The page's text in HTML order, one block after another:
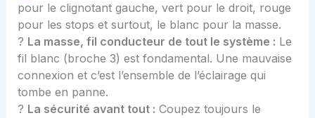
pour le clignotant gauche, vert pour le droit, rouge
pour les stops et surtout, le blanc pour la masse.
? La masse, fil conducteur de tout le système : Le
fil blanc (broche 3) est fondamental. Une mauvaise
connexion et c’est l’ensemble de l’éclairage qui
tombe en panne.
? La sécurité avant tout : Coupez toujours le